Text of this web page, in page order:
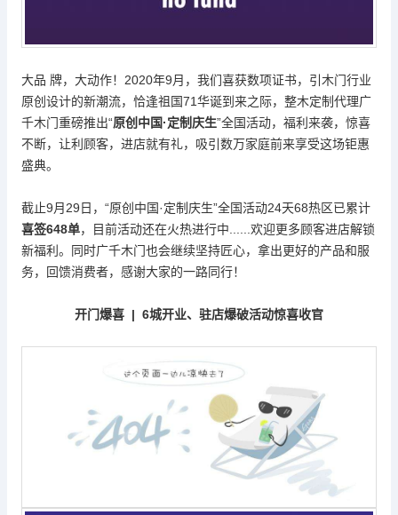
大品 牌，大动作！ 2020年9月，我们喜获数项证书，引木门行业
原创设计的新潮流，恰逢祖国71华诞到来之际，整木定制代理广
千木门重磅推出“原创中国·定制庆生”全国活动，福利来袭，惊喜
不断，让利顾客，进店就有礼，吸引数万家庭前来享受这场钜惠
盛典。
截止9月29日，“原创中国·定制庆生”全国活动24天68热区已累计
喜签648单，目前活动还在火热进行中 ......欢迎更多顾客进店解锁
新福利。同时广千木门也会继续坚持匠心，拿出更好的产品和服
务，回馈消费者，感谢大家的一路同行！
开门爆喜 | 6城开业、驻店爆破活动惊喜收官